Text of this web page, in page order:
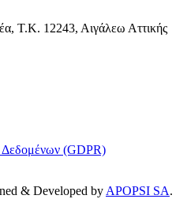
Τ.Κ. 12243, Αιγάλεω Αττικής
(GDPR)
& Developed by APOPSI SA.